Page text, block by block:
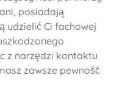
posiadają
udzielić Ci fachowej
z narzędzi kontaktu
zawsze pewność